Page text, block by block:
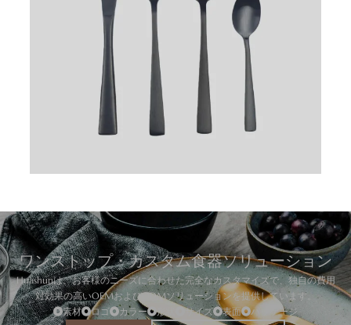
ワンストップ・カスタム食器ソリューション
Huashunは、お客様のニーズに合わせた完全なカスタマイズで、独自の費用
対効果の高いOEMおよびODMソリューションを提供しています。
素材
ロゴ カラー 形状 サイズ 表面
パッケージ